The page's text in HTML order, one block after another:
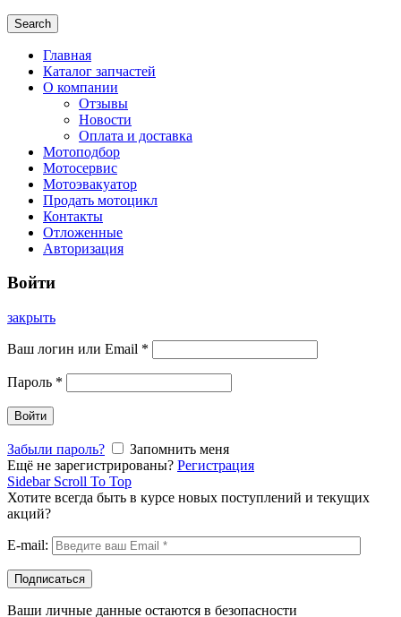
Search
Главная
Каталог запчастей
О компании
Отзывы
Новости
Оплата и доставка
Мотоподбор
Мотосервис
Мотоэвакуатор
Продать мотоцикл
Контакты
Отложенные
Авторизация
Войти
закрыть
Ваш логин или Email *
Пароль *
Войти
Забыли пароль?
Запомнить меня
Ещё не зарегистрированы? Регистрация
Sidebar Scroll To Top
Хотите всегда быть в курсе новых поступлений и текущих
акций?
E-mail:
Ваши личные данные остаются в безопасности